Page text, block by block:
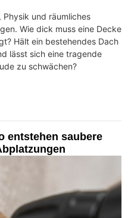
und räumliches
Wie dick muss eine Decke
Hält ein bestehendes Dach
lässt sich eine tragende
zu schwächen?
entstehen saubere